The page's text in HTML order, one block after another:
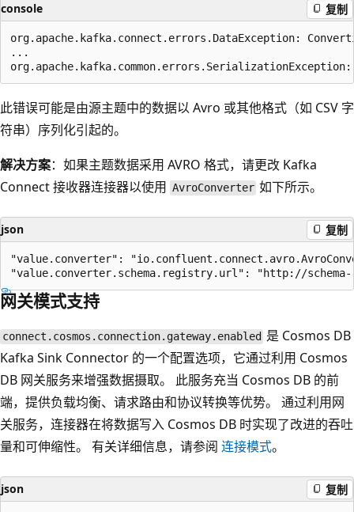
console 复制
org.apache.kafka.connect.errors.DataException:
...
此错误可能是由源主题中的数据以 Avro 或其他格式（如 CSV 字
符串）序列化引起的。
解决方案：如果主题数据采用 AVRO 格式，请更改 Kafka
Connect 接收器连接器以使用 AvroConverter 如下所示。
json 复制
"value.converter":
网关模式支持
connect.cosmos.connection.gateway.enabled 是 Cosmos DB
Kafka Sink Connector 的一个配置选项，它通过利用 Cosmos
DB 网关服务来增强数据摄取。 此服务充当 Cosmos DB 的前
端，提供负载均衡、请求路由和协议转换等优势。 通过利用网
关服务，连接器在将数据写入 Cosmos DB 时实现了改进的吞吐
量和可伸缩性。 有关详细信息，请参阅 连接模式。
json 复制